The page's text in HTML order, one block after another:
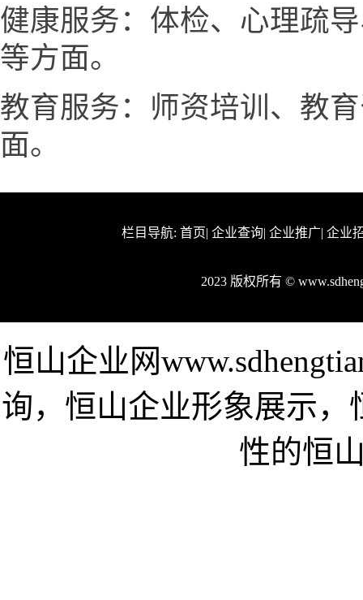
健康服务：体检、心理疏
等方面。
教育服务：师资培训、教
面。
栏目导航: 首页| 企业查询| 企业推广| 企业
2023 版权所有 ©
恒山企业网
询，恒山企业形象展示
性的恒